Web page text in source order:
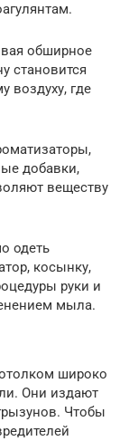
обширное
становится
воздуху, где
добавки,
веществу
одеть
косынку,
руки и
мыла.
широко
Они издают
Чтобы